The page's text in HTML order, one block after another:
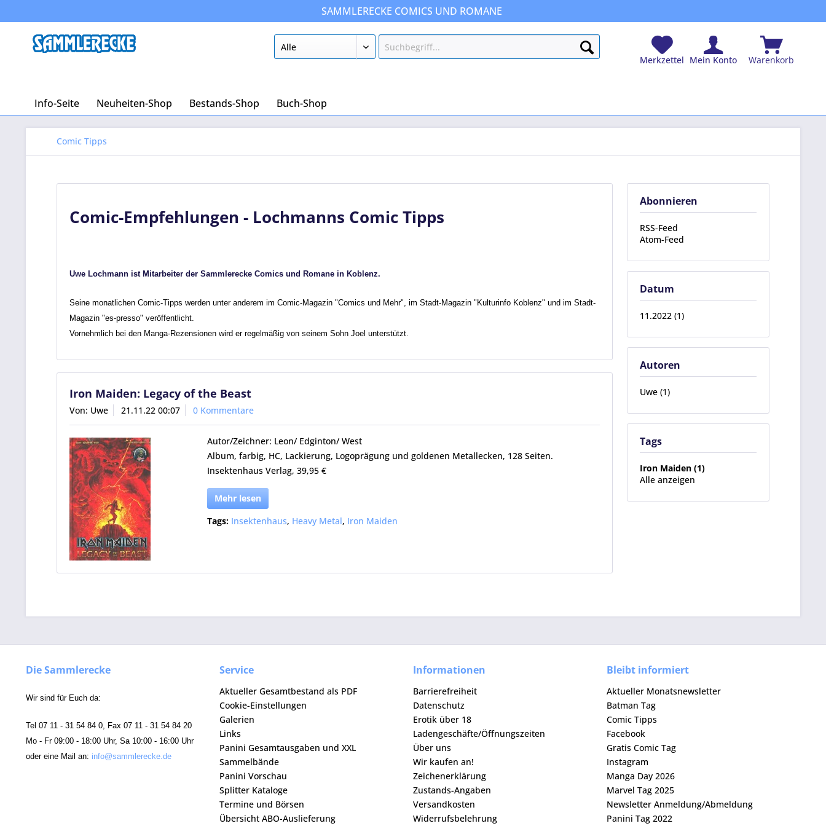
SAMMLERECKE COMICS UND ROMANE
Merkzettel Mein Konto Warenkorb
Info-Seite Neuheiten-Shop Bestands-Shop Buch-Shop
Comic Tipps
Abonnieren
RSS-Feed
Atom-Feed
Datum
11.2022 (1)
Autoren
Uwe (1)
Tags
Iron Maiden (1)
Alle anzeigen
Comic-Empfehlungen - Lochmanns Comic Tipps
Uwe Lochmann ist Mitarbeiter der Sammlerecke Comics und Romane in Koblenz.
Seine monatlichen Comic-Tipps werden unter anderem im Comic-Magazin "Comics und Mehr", im Stadt-Magazin "Kulturinfo Koblenz" und im Stadt-
Magazin "es-presso" veröffentlicht.
Vornehmlich bei den Manga-Rezensionen wird er regelmäßig von seinem Sohn Joel unterstützt.
Iron Maiden: Legacy of the Beast
Von: Uwe 21.11.22 00:07 0 Kommentare
Autor/Zeichner: Leon/ Edginton/ West
Album, farbig, HC, Lackierung, Logoprägung und goldenen Metallecken, 128 Seiten.
Insektenhaus Verlag, 39,95 €
Mehr lesen
Tags: Insektenhaus, Heavy Metal, Iron Maiden
Die Sammlerecke
Wir sind für Euch da:
Tel 07 11 - 31 54 84 0, Fax 07 11 - 31 54 84 20
Mo - Fr 09:00 - 18:00 Uhr, Sa 10:00 - 16:00 Uhr
oder eine Mail an: info@sammlerecke.de
Service
Aktueller Gesamtbestand als PDF
Cookie-Einstellungen
Galerien
Links
Panini Gesamtausgaben und XXL
Sammelbände
Panini Vorschau
Splitter Kataloge
Termine und Börsen
Übersicht ABO-Auslieferung
Informationen
Barrierefreiheit
Datenschutz
Erotik über 18
Ladengeschäfte/Öffnungszeiten
Über uns
Wir kaufen an!
Zeichenerklärung
Zustands-Angaben
Versandkosten
Widerrufsbelehrung
Bleibt informiert
Aktueller Monatsnewsletter
Batman Tag
Comic Tipps
Facebook
Gratis Comic Tag
Instagram
Manga Day 2026
Marvel Tag 2025
Newsletter Anmeldung/Abmeldung
Panini Tag 2022